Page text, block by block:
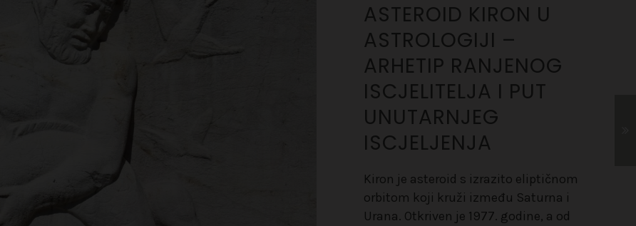
ASTEROID KIRON U
ASTROLOGIJI –
ARHETIP RANJENOG
ISCJELITELJA I PUT
UNUTARNJEG
ISCJELJENJA
Kiron je asteroid s izrazito eliptičnom
orbitom koji kruži između Saturna i
Urana. Otkriven je 1977. godine, a od